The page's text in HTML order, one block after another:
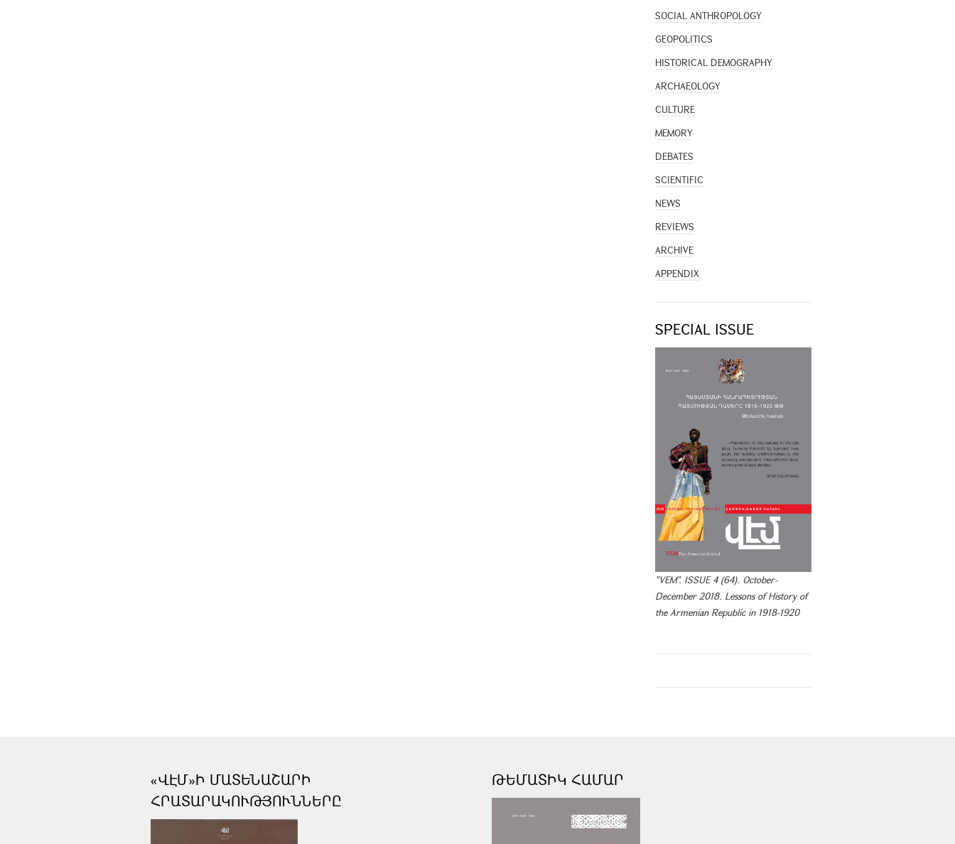
SOCIAL ANTHROPOLOGY
GEOPOLITICS
HISTORICAL DEMOGRAPHY
ARCHAEOLOGY
CULTURE
MEMORY
DEBATES
SCIENTIFIC
NEWS
REVIEWS
ARCHIVE
APPENDIX
SPECIAL ISSUE
"VEM". ISSUE 4 (64). October-
December 2018. Lessons of History of
the Armenian Republic in 1918-1920
«ՎԷՄ»Ի ՄԱՏԵՆԱՇԱՐԻ
ՀՐԱՏԱՐԱԿՈՒԹՅՈՒՆՆԵՐԸ
ԹԵՄԱՏԻԿ ՀԱՄԱՐ